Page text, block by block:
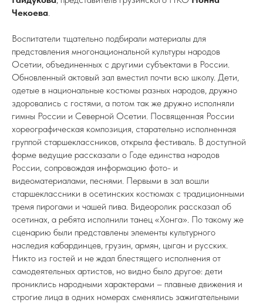
Чекоева.
Воспитатели тщательно подбирали материалы для
представления многонациональной культуры народов
Осетии, объединенных с другими субъектами в России.
Обновленный актовый зал вместил почти всю школу. Дети,
одетые в национальные костюмы разных народов, дружно
здоровались с гостями, а потом так же дружно исполняли
гимны России и Северной Осетии. Посвященная России
хореографическая композиция, старательно исполненная
группой старшеклассников, открыла фестиваль. В доступной
форме ведущие рассказали о Годе единства народов
России, сопровождая информацию фото- и
видеоматериалами, песнями. Первыми в зал вошли
старшеклассники в осетинских костюмах с традиционными
тремя пирогами и чашей пива. Видеоролик рассказал об
осетинах, а ребята исполнили танец «Хонга». По такому же
сценарию были представлены элементы культурного
наследия кабардинцев, грузин, армян, цыган и русских.
Никто из гостей и не ждал блестящего исполнения от
самодеятельных артистов, но видно было другое: дети
прониклись народными характерами – плавные движения и
строгие лица в одних номерах сменялись зажигательными